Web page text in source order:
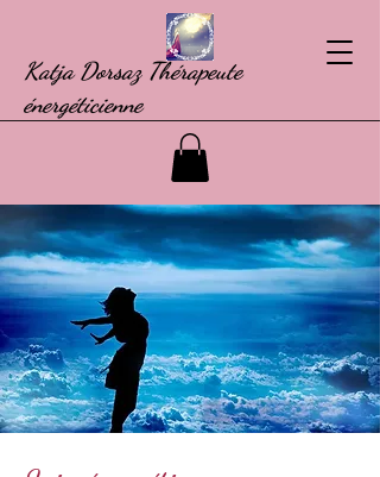
Katja Dorsaz Thérapeute
énergéticienne